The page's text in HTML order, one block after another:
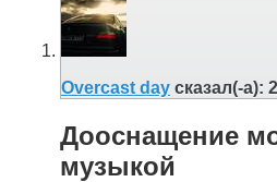
Overcast day сказал(-а):
Дооснащение
музыкой